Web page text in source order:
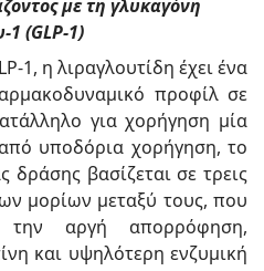
με τη γλυκαγόνη
1 (GLP-1)
1, η λιραγλουτίδη έχει ένα
προφίλ σε
για χορήγηση μία
υποδόρια χορήγηση, το
δράσης βασίζεται σε τρεις
μορίων μεταξύ τους, που
την αργή απορρόφηση,
και υψηλότερη ενζυμική